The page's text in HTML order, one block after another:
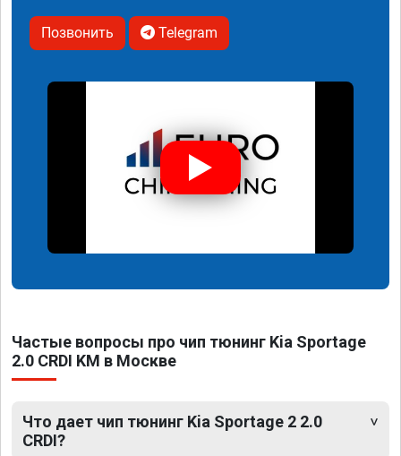
Позвонить Telegram
Частые вопросы про чип тюнинг Kia Sportage
2.0 CRDI KM в Москве
Что дает чип тюнинг Kia Sportage 2 2.0
CRDI?